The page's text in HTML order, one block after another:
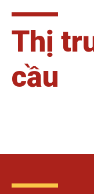
Thị
cầu